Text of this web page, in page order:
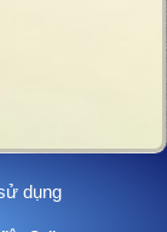
dụng